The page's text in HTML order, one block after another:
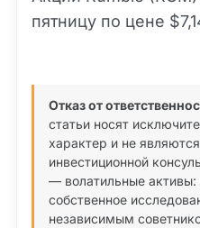
пятницу по цене
Отказ от
статьи носят
характер и не
инвестиционной
— волатильные активы:
собственное
независимым